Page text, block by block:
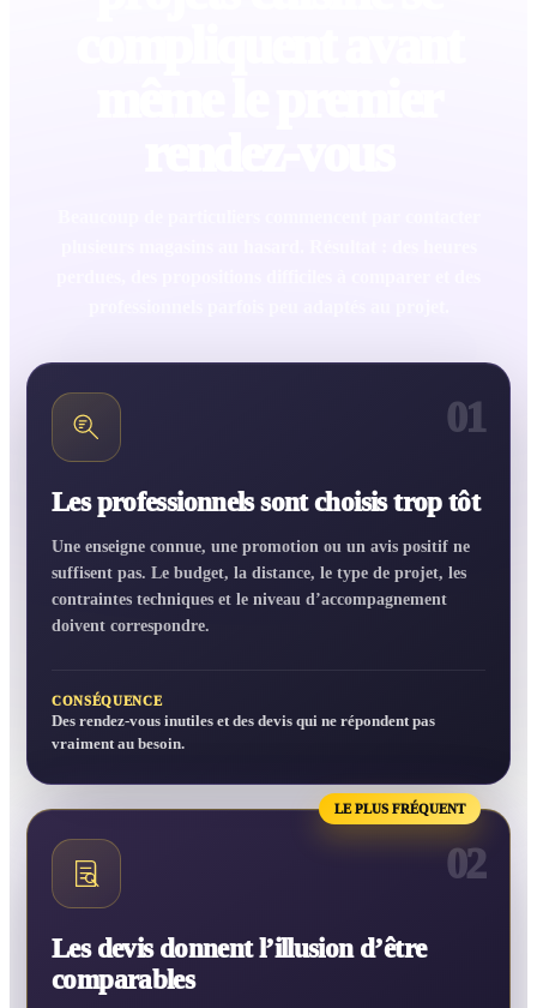
01
Les professionnels sont choisis trop tôt
Une enseigne connue, une promotion ou un avis positif ne
suffisent pas. Le budget, la distance, le type de projet, les
contraintes techniques et le niveau d’accompagnement
doivent correspondre.
CONSÉQUENCE
Des rendez-vous inutiles et des devis qui ne répondent pas
vraiment au besoin.
LE PLUS FRÉQUENT
02
Les devis donnent l’illusion d’être
comparables